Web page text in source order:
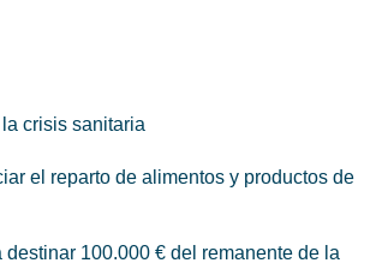
crisis sanitaria
el reparto de alimentos y productos de
100.000 € del remanente de la